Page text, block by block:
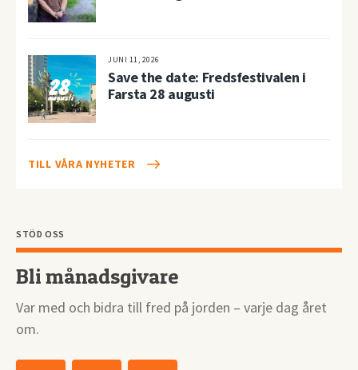
JUNI 11, 2026
Save the date: Fredsfestivalen i
Farsta 28 augusti
TILL VÅRA NYHETER
STÖD OSS
Bli månadsgivare
Var med och bidra till fred på jorden – varje dag året
om.